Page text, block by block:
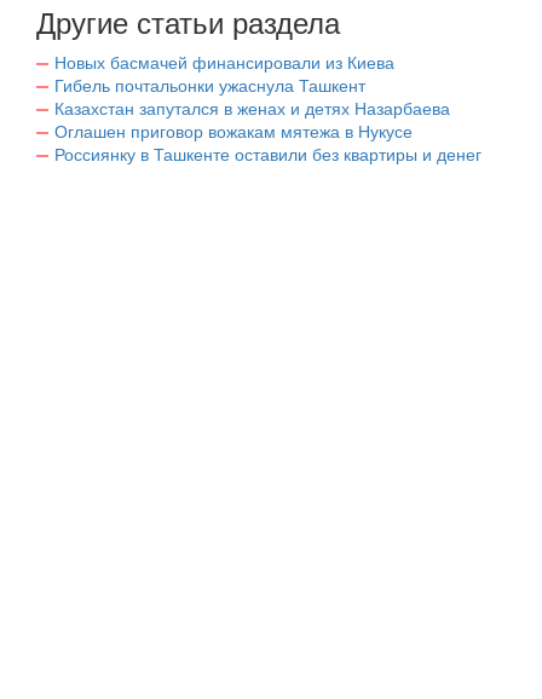
Другие статьи раздела
Новых басмачей финансировали из Киева
Гибель почтальонки ужаснула Ташкент
Казахстан запутался в женах и детях Назарбаева
Оглашен приговор вожакам мятежа в Нукусе
Россиянку в Ташкенте оставили без квартиры и денег